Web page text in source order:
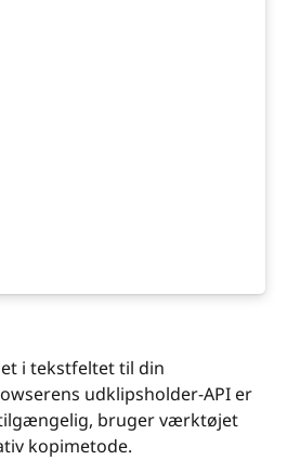
i tekstfeltet til din
udklipsholder-API er
bruger værktøjet
kopimetode.